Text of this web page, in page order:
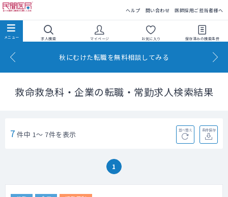
ヘルプ 問い合わせ 医師採用ご担当者様へ
求人検索 マイページ お気に入り 保存済みの検索条件
秋にむけた転職を無料相談してみる
救命救急科・企業の転職・常勤求人検索結果
7 件中 1～ 7件を表示 並べ替え 条件保存
1